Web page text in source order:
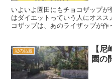
いよいよ園田にもチョコザップ
はダイエットっていう人にオス
コザップは、あのライザップが作
尼の話題
【
園の